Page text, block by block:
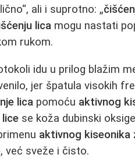
ali i suprotno: „
lica mogu nastati
rukom.
idu u prilog blažim
jer špatula visokih
lica pomoću aktivnog
se koža dubinski
aktivnog kiseonika
već sveže i čisto.